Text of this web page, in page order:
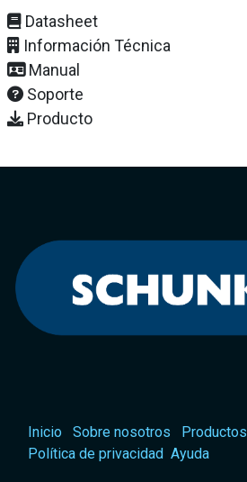
Datasheet
Información Técnica
Manual
Soporte
Producto
Inicio Sobre nosotros Productos
Política de privacidad Ayuda